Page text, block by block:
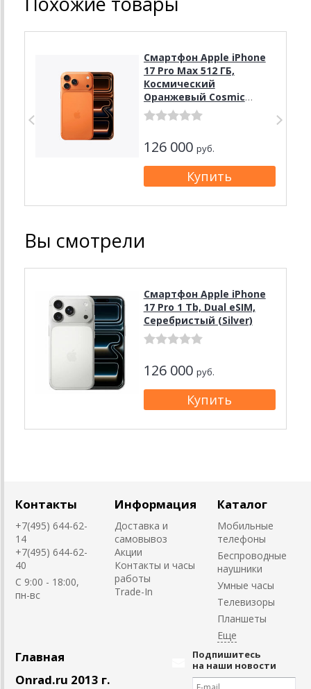
Смартфон Apple iPhone
17 Pro Max 512 ГБ,
Космический
Оранжевый Cosmic
Orange, nanoSIM + eSIM
126 000 руб.
Вы смотрели
Смартфон Apple iPhone
17 Pro 1 Tb, Dual eSIM,
Серебристый (Silver)
126 000 руб.
Контакты
+7(495) 644-62-
14
+7(495) 644-62-
40
C 9:00 - 18:00,
пн-вс
Информация
Доставка и
самовывоз
Акции
Контакты и часы
работы
Trade-In
Каталог
Мобильные
телефоны
Беспроводные
наушники
Умные часы
Телевизоры
Планшеты
Главная
Onrad.ru 2013 г.
Подпишитесь
на наши новости